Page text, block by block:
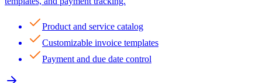
Product and service catalog
Customizable invoice templates
Payment and due date control